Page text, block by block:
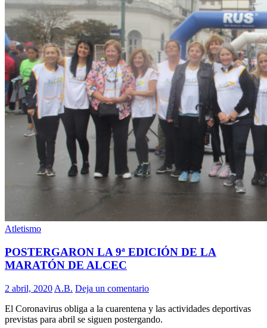
Atletismo
POSTERGARON LA 9ª EDICIÓN DE LA
MARATÓN DE ALCEC
2 abril, 2020 A.B. Deja un comentario
El Coronavirus obliga a la cuarentena y las actividades deportivas
previstas para abril se siguen postergando.